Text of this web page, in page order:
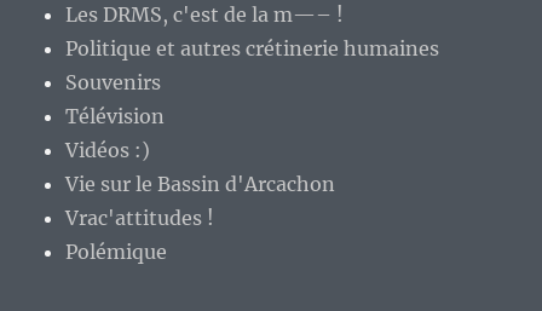
Les DRMS, c'est de la m—– !
Politique et autres crétinerie humaines
Souvenirs
Télévision
Vidéos :)
Vie sur le Bassin d'Arcachon
Vrac'attitudes !
Polémique